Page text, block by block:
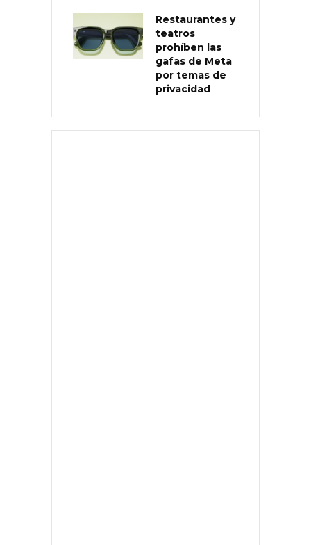
Restaurantes y
teatros
prohíben las
gafas de Meta
por temas de
privacidad